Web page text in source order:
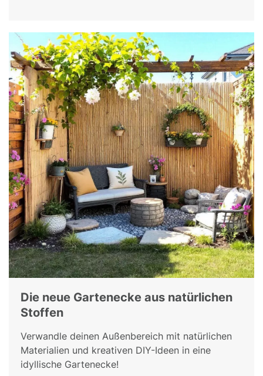
Die neue Gartenecke aus natürlichen
Stoffen
Verwandle deinen Außenbereich mit natürlichen
Materialien und kreativen DIY-Ideen in eine
idyllische Gartenecke!